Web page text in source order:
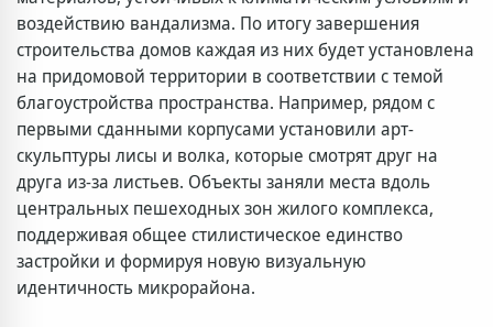
воздействию вандализма. По итогу завершения
строительства домов каждая из них будет установлена
на придомовой территории в соответствии с темой
благоустройства пространства. Например, рядом с
первыми сданными корпусами установили арт-
скульптуры лисы и волка, которые смотрят друг на
друга из-за листьев. Объекты заняли места вдоль
центральных пешеходных зон жилого комплекса,
поддерживая общее стилистическое единство
застройки и формируя новую визуальную
идентичность микрорайона.